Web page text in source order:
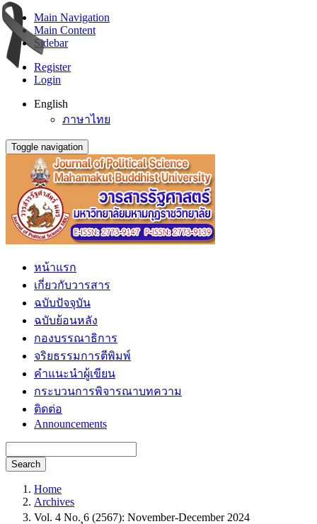
Main Navigation
Main Content
Sidebar
Register
Login
English
ภาษาไทย
Toggle navigation
หน้าแรก
เกี่ยวกับวารสาร
ฉบับปัจจุบัน
ฉบับย้อนหลัง
กองบรรณาธิการ
จริยธรรมการตีพิมพ์
คำแนะนำผู้เขียน
กระบวนการพิจารณาบทความ
ติดต่อ
Announcements
Search
Home
Archives
Vol. 4 No. ุ6 (2567): November-December 2024